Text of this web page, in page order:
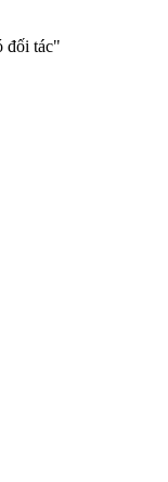
đối tác"